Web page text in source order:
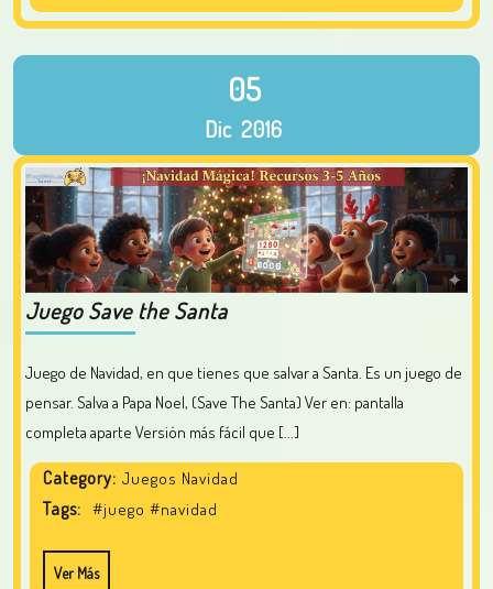
05
Dic 2016
Juego Save the Santa
Juego de Navidad, en que tienes que salvar a Santa. Es un juego de
pensar. Salva a Papa Noel, (Save The Santa) Ver en: pantalla
completa aparte Versión más fácil que [...]
Category: Juegos Navidad
Tags: #juego #navidad
Ver Más